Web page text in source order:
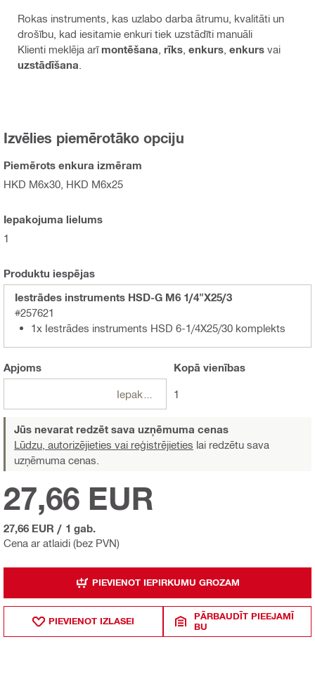
Rokas instruments, kas uzlabo darba ātrumu, kvalitāti un
drošību, kad iesitamie enkuri tiek uzstādīti manuāli
Klienti meklēja arī montēšana rīks enkurs enkurs vai
uzstādīšana
Izvēlies piemērotāko opciju
Piemērots enkura izmēram
HKD M6x30, HKD M6x25
Iepakojuma lielums
1
Produktu iespējas
Iestrādes instruments HSD-G M6 1/4"X25/3
#257621
1x Iestrādes instruments HSD 6-1/4X25/30 komplekts
Apjoms Kopā vienības
1
Jūs nevarat redzēt sava uzņēmuma cenas
Lūdzu, autorizējieties vai reģistrējieties lai redzētu sava
uzņēmuma cenas.
Cena ar atlaidi (bez PVN)
27,66 EUR
27,66 EUR / 1 gab.
PIEVIENOT IEPIRKUMU GROZAM
PIEVIENOT IZLASEI
PĀRBAUDĪT PIEEJAMĪ
BU